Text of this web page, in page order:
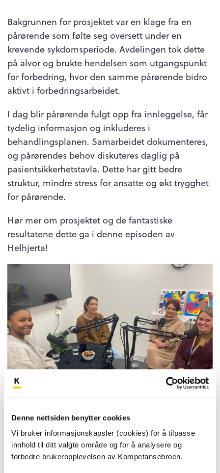
Denne nettsiden benytter cookies
Vi bruker informasjonskapsler (cookies) for å tilpasse
innhold til ditt valgte område og for å analysere og
forbedre brukeropplevelsen av Kompetansebroen.
Bakgrunnen for prosjektet var en klage fra en
pårørende som følte seg oversett under en
krevende sykdomsperiode. Avdelingen tok dette
på alvor og brukte hendelsen som utgangspunkt
for forbedring, hvor den samme pårørende bidro
aktivt i forbedringsarbeidet.
I dag blir pårørende fulgt opp fra innleggelse, får
tydelig informasjon og inkluderes i
behandlingsplanen. Samarbeidet dokumenteres,
og pårørendes behov diskuteres daglig på
pasientsikkerhetstavla. Dette har gitt bedre
struktur, mindre stress for ansatte og økt trygghet
for pårørende.
Hør mer om prosjektet og de fantastiske
resultatene dette ga i denne episoden av
Helhjerta!
Se flere podkaster